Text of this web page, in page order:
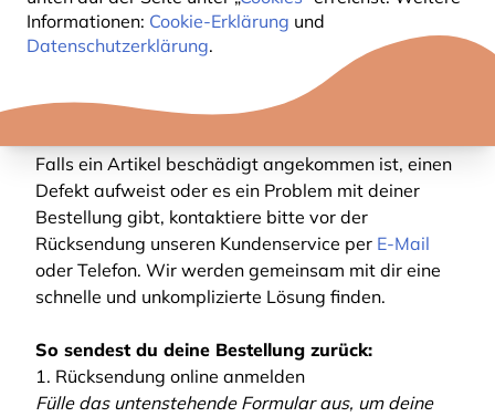
Informationen: Cookie-Erklärung und
Datenschutzerklärung.
Du kannst das Produkt zu Hause prüfen und
begutachten, so wie du es auch in einem Geschäft
tun würdest. Sollte der Artikel nicht geeignet sein
oder deine Erwartungen nicht erfüllen, kannst du
ihn zurücksenden.
Falls ein Artikel beschädigt angekommen ist, einen
Defekt aufweist oder es ein Problem mit deiner
Bestellung gibt, kontaktiere bitte vor der
Rücksendung unseren Kundenservice per E-Mail
oder Telefon. Wir werden gemeinsam mit dir eine
schnelle und unkomplizierte Lösung finden.
So sendest du deine Bestellung zurück:
1. Rücksendung online anmelden
Fülle das untenstehende Formular aus, um deine